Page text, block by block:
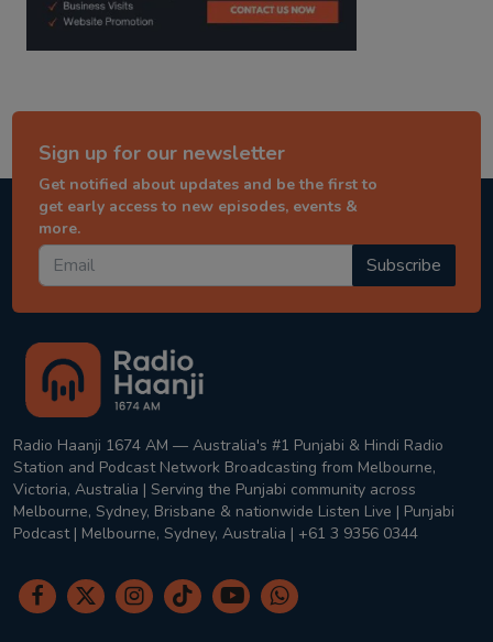
Sign up for our newsletter
Get notified about updates and be the first to
get early access to new episodes, events &
more.
Subscribe
Radio Haanji 1674 AM — Australia's #1 Punjabi & Hindi Radio
Station and Podcast Network Broadcasting from Melbourne,
Victoria, Australia | Serving the Punjabi community across
Melbourne, Sydney, Brisbane & nationwide Listen Live | Punjabi
Podcast | Melbourne, Sydney, Australia | +61 3 9356 0344